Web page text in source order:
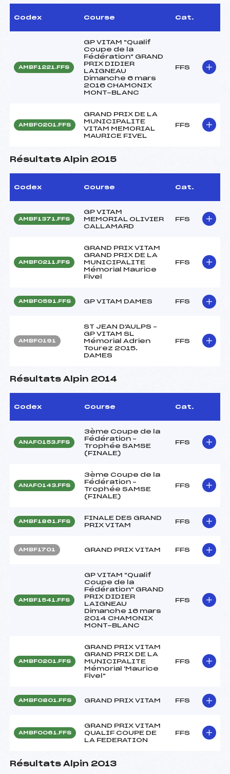
Codex Course Cat.
AMBF1221.FFS
GP VITAM "Qualif
Coupe de la
Fédération" GRAND
PRIX DIDIER
LAIGNEAU
Dimanche 6 mars
2016 CHAMONIX
MONT-BLANC
FFS
AMBF0201.FFS
GRAND PRIX DE LA
MUNICIPALITE
VITAM MEMORIAL
MAURICE FIVEL
FFS
Résultats Alpin 2015
Codex Course Cat.
AMBF1371.FFS
GP VITAM
MEMORIAL OLIVIER
CALLAMARD
FFS
AMBF0211.FFS
GRAND PRIX VITAM
GRAND PRIX DE LA
MUNICIPALITE
Mémorial Maurice
Fivel
FFS
AMBF0591.FFS GP VITAM DAMES FFS
AMBF0191
ST JEAN D'AULPS –
GP VITAM SL
Mémorial Adrien
Tourez 2015.
DAMES
FFS
Résultats Alpin 2014
Codex Course Cat.
ANAF0153.FFS
3ème Coupe de la
Fédération –
Trophée SAMSE
(FINALE)
FFS
ANAF0143.FFS
3ème Coupe de la
Fédération –
Trophée SAMSE
(FINALE)
FFS
AMBF1861.FFS
FINALE DES GRAND
PRIX VITAM
FFS
AMBF1701 GRAND PRIX VITAM FFS
AMBF1541.FFS
GP VITAM "Qualif
Coupe de la
Fédération" GRAND
PRIX DIDIER
LAIGNEAU
Dimanche 16 mars
2014 CHAMONIX
MONT-BLANC
FFS
AMBF0201.FFS
GRAND PRIX VITAM
GRAND PRIX DE LA
MUNICIPALITE
Mémorial 'Maurice
Fivel"
FFS
AMBF0801.FFS GRAND PRIX VITAM FFS
AMBF0061.FFS
GRAND PRIX VITAM
QUALIF COUPE DE
LA FEDERATION
FFS
Résultats Alpin 2013